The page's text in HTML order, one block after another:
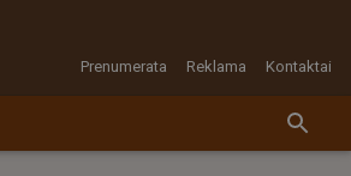
Prenumerata Reklama Kontaktai